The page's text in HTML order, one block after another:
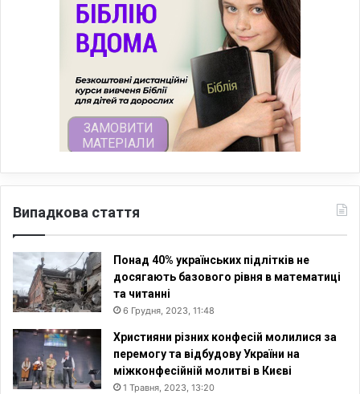
Випадкова стаття
Понад 40% українських підлітків не
досягають базового рівня в математиці
та читанні
6 Грудня, 2023, 11:48
Християни різних конфесій молилися за
перемогу та відбудову України на
міжконфесійній молитві в Києві
1 Травня, 2023, 13:20